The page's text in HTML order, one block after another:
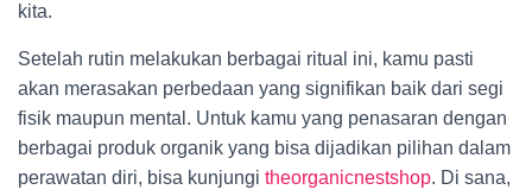
kita.
Setelah rutin melakukan berbagai ritual ini, kamu pasti
akan merasakan perbedaan yang signifikan baik dari segi
fisik maupun mental. Untuk kamu yang penasaran dengan
berbagai produk organik yang bisa dijadikan pilihan dalam
perawatan diri, bisa kunjungi theorganicnestshop. Di sana,